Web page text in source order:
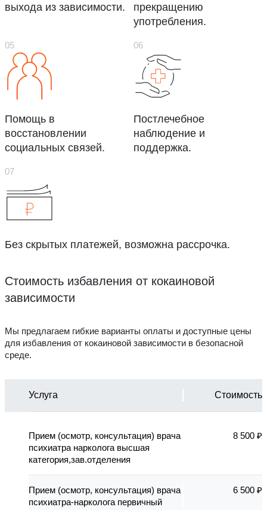
выхода из зависимости.
прекращению
употребления.
Помощь в
восстановлении
социальных связей.
Постлечебное
наблюдение и
поддержка.
Без скрытых платежей, возможна рассрочка.
Стоимость избавления от кокаиновой
зависимости
Мы предлагаем гибкие варианты оплаты и доступные цены
для избавления от кокаиновой зависимости в безопасной
среде.
Услуга Стоимость
Прием (осмотр, консультация) врача
психиатра нарколога высшая
категория,зав.отделения
8 500 ₽
Прием (осмотр, консультация) врача
психиатра-нарколога первичный
6 500 ₽